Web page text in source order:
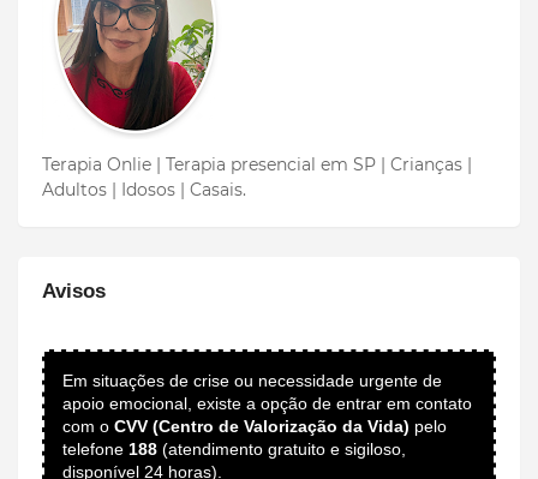
Terapia Onlie | Terapia presencial em SP | Crianças |
Adultos | Idosos | Casais.
Avisos
Em situações de crise ou necessidade urgente de
apoio emocional, existe a opção de entrar em contato
com o CVV (Centro de Valorização da Vida) pelo
telefone 188 (atendimento gratuito e sigiloso,
disponível 24 horas).